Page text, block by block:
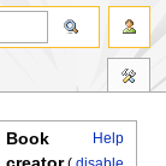
Help
Book